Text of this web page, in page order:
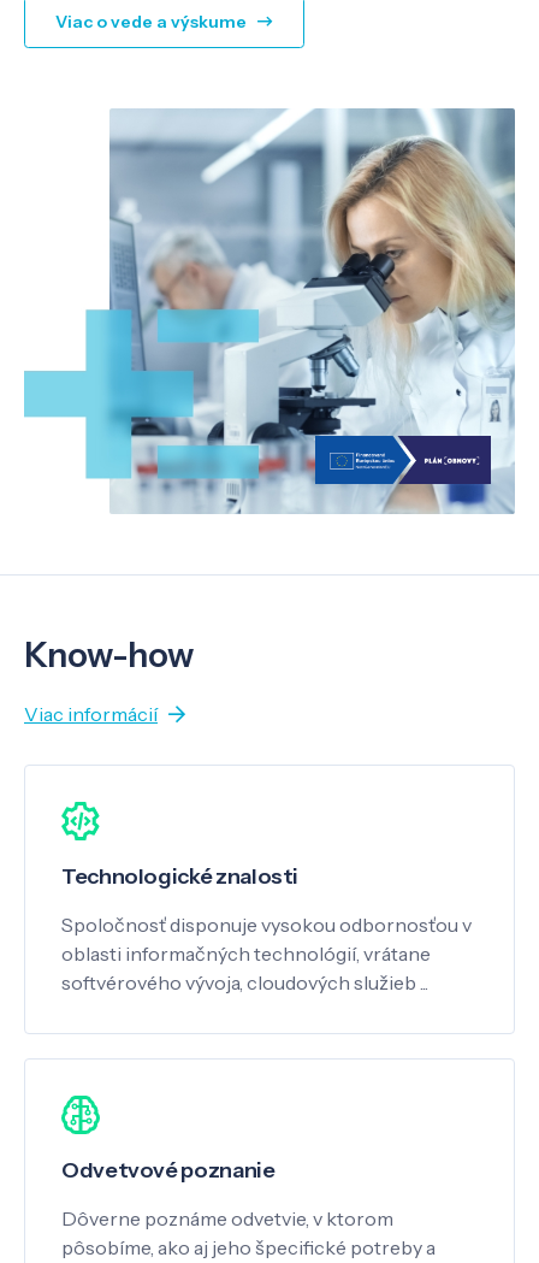
Viac o vede a výskume
Know-how
Viac informácií
Technologické znalosti
Spoločnosť disponuje vysokou odbornosťou v
oblasti informačných technológií, vrátane
softvérového vývoja, cloudových služieb ...
Odvetvové poznanie
Dôverne poznáme odvetvie, v ktorom
pôsobíme, ako aj jeho špecifické potreby a